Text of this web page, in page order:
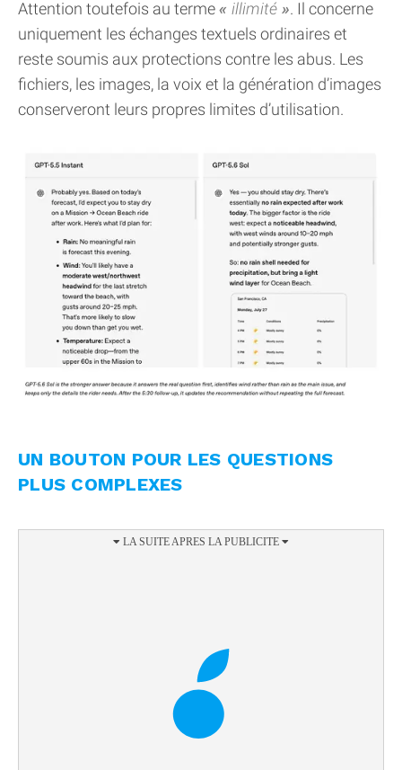
Attention toutefois au terme illimité
. Il concerne
uniquement les échanges textuels ordinaires et
reste soumis aux protections contre les abus. Les
fichiers, les images, la voix et la génération d’images
conserveront leurs propres limites d’utilisation.
UN BOUTON POUR LES QUESTIONS
PLUS COMPLEXES